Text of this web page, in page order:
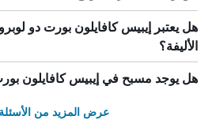
هل يعتبر إيبيس كافايلون بورت دو
الأليفة؟
هل يوجد مسبح في إيبيس كافايلون
عرض المزيد من